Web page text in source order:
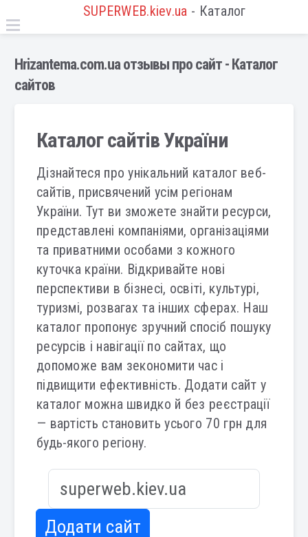
SUPERWEB.kiev.ua - Каталог
Hrizantema.com.ua отзывы про сайт - Каталог
сайтов
Каталог сайтів України
Дізнайтеся про унікальний каталог веб-
сайтів, присвячений усім регіонам
України. Тут ви зможете знайти ресурси,
представлені компаніями, організаціями
та приватними особами з кожного
куточка країни. Відкривайте нові
перспективи в бізнесі, освіті, культурі,
туризмі, розвагах та інших сферах. Наш
каталог пропонує зручний спосіб пошуку
ресурсів і навігації по сайтах, що
допоможе вам зекономити час і
підвищити ефективність. Додати сайт у
каталог можна швидко й без реєстрації
— вартість становить усього 70 грн для
будь-якого регіону.
Додати сайт